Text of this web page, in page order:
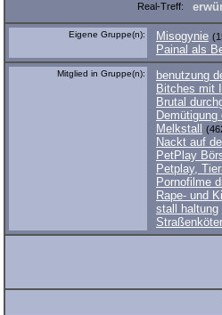
Real-Treff:
Eigene Gruppe(n): Misogynie
Painal als
Mitglied in Gruppe(n): benutzung
Bitches mit
Brutal
Melkstall
Nackt auf
PetPlay
Petplay,
Pornofilme
Rape- und
stall haltung